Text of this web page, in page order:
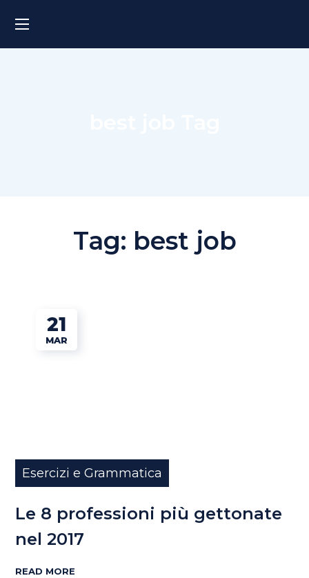
Tag: best job
21
MAR
Esercizi e Grammatica
Le 8 professioni più gettonate
nel 2017
READ MORE